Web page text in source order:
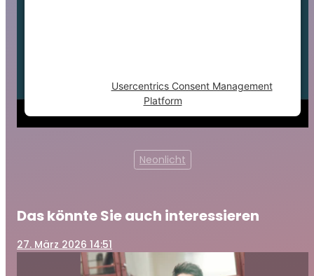
Usercentrics Consent Management
Platform
Neonlicht
Das könnte Sie auch interessieren
27. März 2026 14:51